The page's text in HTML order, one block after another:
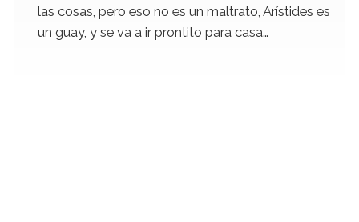
las cosas, pero eso no es un maltrato, Arístides es
un guay, y se va a ir prontito para casa…